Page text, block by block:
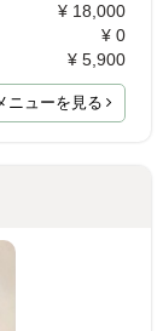
¥ 18,000
¥ 0
¥ 5,900
ニューを見る